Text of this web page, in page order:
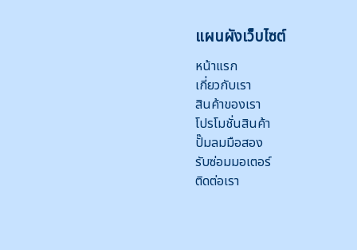
แผนผังเว็บไซต์
หน้าแรก
เกี่ยวกับเรา
สินค้าของเรา
โปรโมชั่นสินค้า
ปั๊มลมมือสอง
รับซ่อมมอเตอร์
ติดต่อเรา